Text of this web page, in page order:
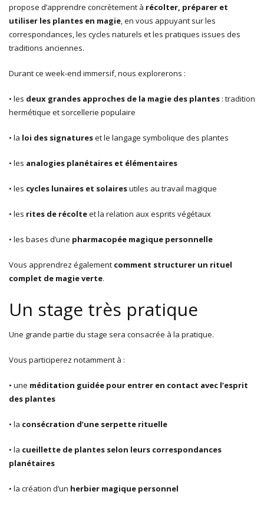
propose d’apprendre concrètement à récolter, préparer et
utiliser les plantes en magie, en vous appuyant sur les
correspondances, les cycles naturels et les pratiques issues des
traditions anciennes.
Durant ce week-end immersif, nous explorerons :
• les deux grandes approches de la magie des plantes : tradition
hermétique et sorcellerie populaire
• la loi des signatureset le langage symbolique des plantes
• les analogies planétaires et élémentaires
• les cycles lunaires et solairesutiles au travail magique
• les rites de récolteet la relation aux esprits végétaux
• les bases d’une pharmacopée magique personnelle
Vous apprendrez également comment structurer un rituel
complet de magie verte.
Un stage très pratique
Une grande partie du stage sera consacrée à la pratique.
Vous participerez notamment à :
• une méditation guidée pour entrer en contact avec l’esprit
des plantes
• la consécration d’une serpette rituelle
• la cueillette de plantes selon leurs correspondances
planétaires
• la création d’un herbier magique personnel